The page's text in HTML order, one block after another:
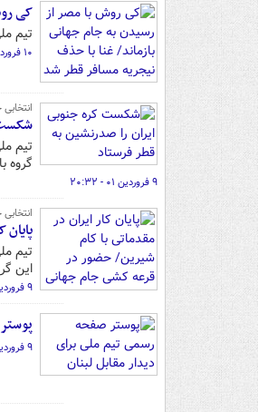
کی
تیم
۱۰ فروردین ۰۱ - ۰۸:۱۱
شکست
تیم
گروه
۹ فروردین ۰۱ - ۲۰:۳۲
این
۹ فروردین ۰۱ - ۱۸:۰۰
۹ فروردین ۰۱ - ۱۶:۲۵